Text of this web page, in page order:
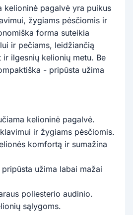
kelioninė pagalvė yra puikus
žygiams pėsčiomis ir
forma suteikia
ir pečiams, leidžiančią
ir ilgesnių kelionių metu. Be
- pripūsta užima
kelioninė pagalvė.
ir žygiams pėsčiomis.
komfortą ir sumažina
užima labai mažai
poliesterio audinio.
sąlygoms.